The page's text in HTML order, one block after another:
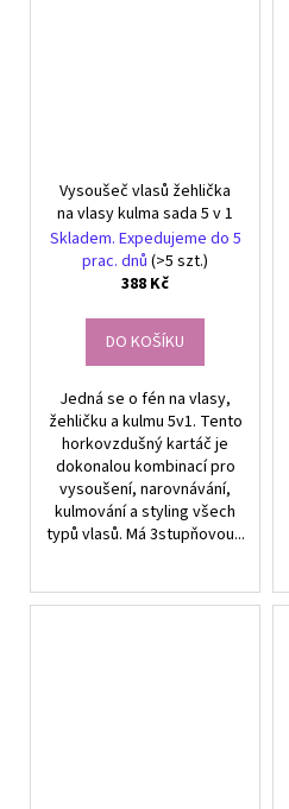
Vysoušeč vlasů žehlička
na vlasy kulma sada 5 v 1
Skladem. Expedujeme do 5
prac. dnů (>5 szt.)
388 Kč
DO KOŠÍKU
Jedná se o fén na vlasy,
žehličku a kulmu 5v1. Tento
horkovzdušný kartáč je
dokonalou kombinací pro
vysoušení, narovnávání,
kulmování a styling všech
typů vlasů. Má 3stupňovou...